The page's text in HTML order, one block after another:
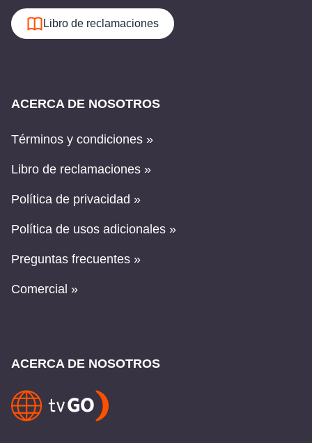
Libro de reclamaciones
ACERCA DE NOSOTROS
Términos y condiciones »
Libro de reclamaciones »
Política de privacidad »
Política de usos adicionales »
Preguntas frecuentes »
Comercial »
ACERCA DE NOSOTROS